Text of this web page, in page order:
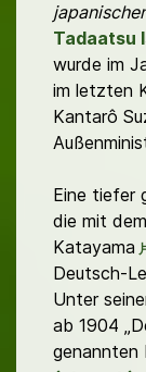
Tadaatsu
wurde im
im letzten
Kantarô
Eine tiefer
die mit
Katayama
Deutsch-
Unter
ab 1904
genannten